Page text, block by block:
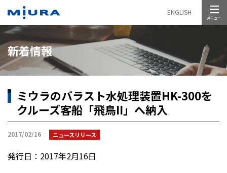
ENGLISH
新着情報
ミウラのバラスト水処理装置HK-300を
クルーズ客船「飛鳥II」へ納入
2017/02/16 ニュースリリース
発行日：2017年2月16日